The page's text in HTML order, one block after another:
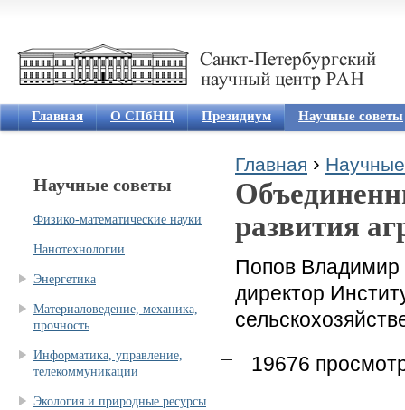
Главная О СПбНЦ Президиум Научные советы
Вы здесь
Главная ›
развития
Попов Владимир
директор
19676
Научные советы
Физико-математические науки
Нанотехнологии
Энергетика
Материаловедение, механика,
прочность
Информатика, управление,
телекоммуникации
Экология и природные ресурсы